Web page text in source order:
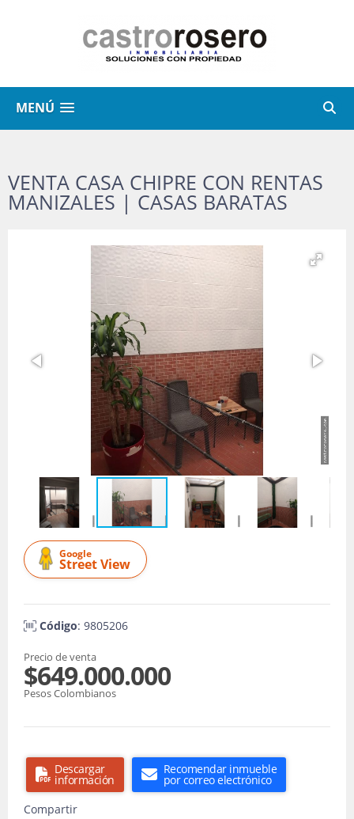
MENÚ
VENTA CASA CHIPRE CON RENTAS
MANIZALES | CASAS BARATAS
Google
Street View
Código: 9805206
Precio de venta
$649.000.000
Pesos Colombianos
Descargar
información
Recomendar inmueble
por correo electrónico
Compartir